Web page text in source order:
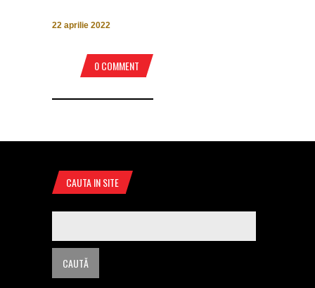
22 aprilie 2022
0 COMMENT
CAUTA IN SITE